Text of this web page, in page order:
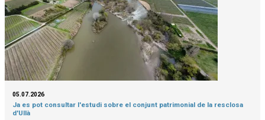
05.07.2026
Ja es pot consultar l'estudi sobre el conjunt patrimonial de la resclosa
d'Ullà